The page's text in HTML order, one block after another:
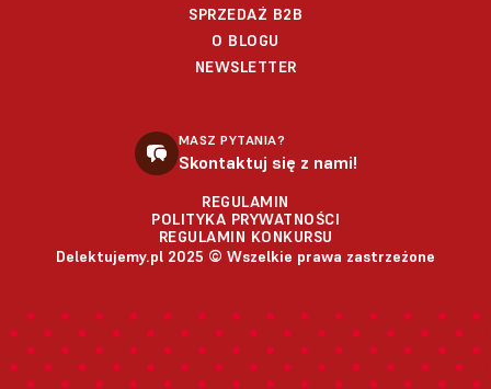
SPRZEDAŻ B2B
O BLOGU
NEWSLETTER
MASZ PYTANIA?
Skontaktuj się z nami!
REGULAMIN
POLITYKA PRYWATNOŚCI
REGULAMIN KONKURSU
Delektujemy.pl 2025 © Wszelkie prawa zastrzeżone